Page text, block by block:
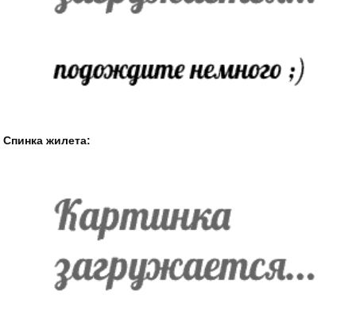
Спинка жилета: